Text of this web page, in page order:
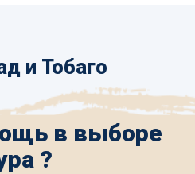
и Тобаго
в выборе
?